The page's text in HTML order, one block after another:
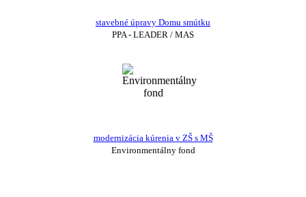
stavebné úpravy Domu smútku
PPA - LEADER / MAS
modernizácia kúrenia v ZŠ s MŠ
Environmentálny fond